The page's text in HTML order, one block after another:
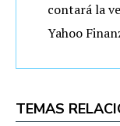
contará la
Yahoo
TEMAS